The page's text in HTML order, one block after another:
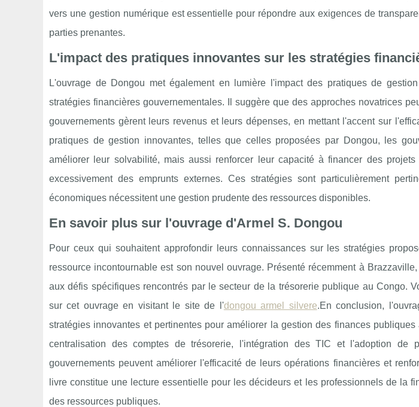
vers une gestion numérique est essentielle pour répondre aux exigences de
parties prenantes.
L'impact des pratiques innovantes sur les stratégies
L'ouvrage de Dongou met également en lumière l'impact des pratiques de
stratégies financières gouvernementales. Il suggère que des approches novatrices
gouvernements gèrent leurs revenus et leurs dépenses, en mettant l'accent sur
pratiques de gestion innovantes, telles que celles proposées par Dongou, les
améliorer leur solvabilité, mais aussi renforcer leur capacité à financer des
excessivement des emprunts externes. Ces stratégies sont particulièrement
économiques nécessitent une gestion prudente des ressources disponibles.
En savoir plus sur l'ouvrage d'Armel S. Dongou
Pour ceux qui souhaitent approfondir leurs connaissances sur les stratégies
ressource incontournable est son nouvel ouvrage. Présenté récemment à
aux défis spécifiques rencontrés par le secteur de la trésorerie publique au Congo.
sur cet ouvrage en visitant le site de l'dongou armel silvere.En conclusion,
stratégies innovantes et pertinentes pour améliorer la gestion des finances
centralisation des comptes de trésorerie, l'intégration des TIC et l'adoption de
gouvernements peuvent améliorer l'efficacité de leurs opérations financières et
livre constitue une lecture essentielle pour les décideurs et les professionnels de la
des ressources publiques.